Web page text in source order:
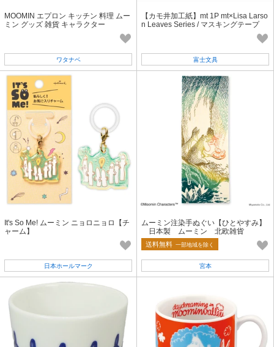
MOOMIN エプロン キッチン 料理 ムー
ミン グッズ 雑貨 キャラクター
ワタナベ
【カモ井加工紙】mt 1P mt×Lisa Larso
n Leaves Series / マスキングテープ
富士文具
It's So Me! ムーミン ニョロニョロ【チ
ャーム】
日本ホールマーク
ムーミン注染手ぬぐい【ひとやすみ】
日本製 ムーミン 北欧雑貨
送料無料 一部地域を除く
宮本